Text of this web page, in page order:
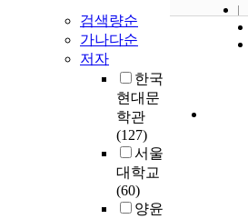
검색량순
가나다순
저자
한국
현대문
학관
(127)
서울
대학교
(60)
양윤